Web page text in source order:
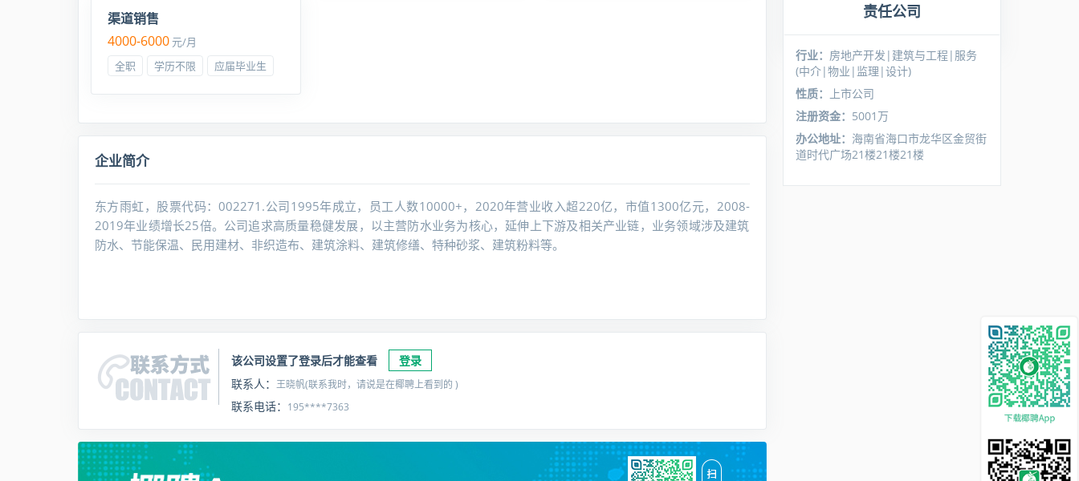
渠道销售
4000-6000元/月
全职
学历不限 应届毕业生
企业简介
东方雨虹，股票代码：002271.公司1995年成立，员工人数10000+，2020年营业收入超220亿，市值1300亿元，2008-
2019年业绩增长25倍。公司追求高质量稳健发展，以主营防水业务为核心，延伸上下游及相关产业链，业务领域涉及建筑
防水、节能保温、民用建材、非织造布、建筑涂料、建筑修缮、特种砂浆、建筑粉料等。
该公司设置了登录后才能查看
登录
联系人： 王晓帆(联系我时，请说是在椰聘上看到的 )
联系电话： 195****7363
责任公司
行业： 房地产开发|建筑与工程|服务
(中介|物业|监理|设计)
性质：
上市公司
注册资金： 5001万
办公地址： 海南省海口市龙华区金贸街
道时代广场21楼21楼21楼